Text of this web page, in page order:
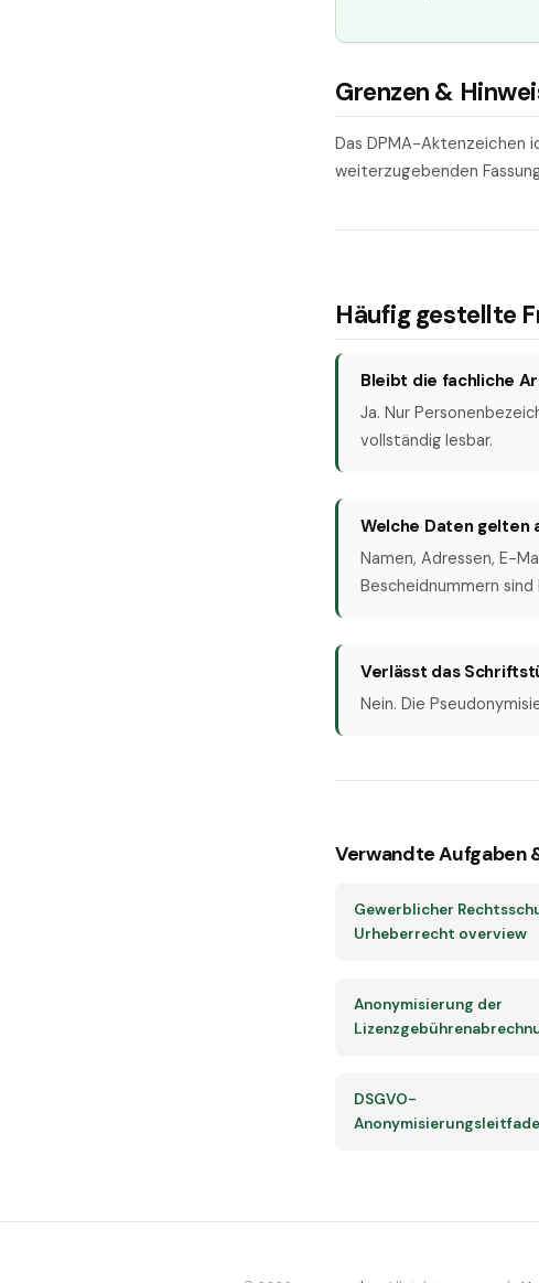
Grenzen &
Das DPMA-Aktenzeichen
weiterzugebenden
Häufig gestellte
Bleibt die fachliche
Ja. Nur
vollständig lesbar.
Welche Daten gelten
Namen, Adressen, E-
Bescheidnummern sind
Verlässt das
Nein. Die
Verwandte Aufgaben
Gewerblicher
Urheberrecht overview
Anonymisierung der
DSGVO-